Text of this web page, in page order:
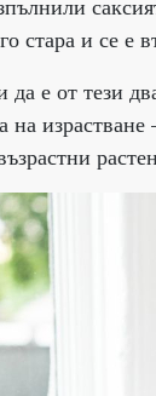
стара и се е
да е от тези